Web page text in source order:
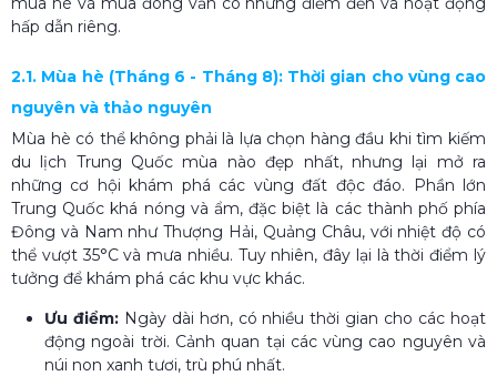
hấp dẫn riêng.
2.1. Mùa hè (Tháng 6 - Tháng 8): Thời gian cho vùng cao
nguyên và thảo nguyên
Mùa hè có thể không phải là lựa chọn hàng đầu khi tìm kiếm
du lịch Trung Quốc mùa nào đẹp nhất, nhưng lại mở ra
những cơ hội khám phá các vùng đất độc đáo. Phần lớn
Trung Quốc khá nóng và ẩm, đặc biệt là các thành phố phía
Đông và Nam như Thượng Hải, Quảng Châu, với nhiệt độ có
thể vượt 35°C và mưa nhiều. Tuy nhiên, đây lại là thời điểm lý
tưởng để khám phá các khu vực khác.
Ưu điểm: Ngày dài hơn, có nhiều thời gian cho các hoạt
động ngoài trời. Cảnh quan tại các vùng cao nguyên và
núi non xanh tươi, trù phú nhất.